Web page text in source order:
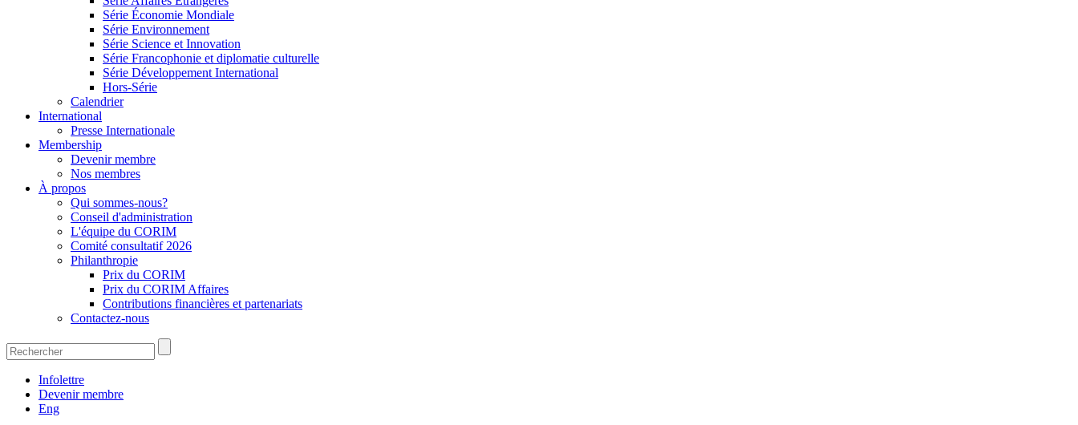
Série Économie Mondiale
Série Environnement
Série Science et Innovation
Série Francophonie et diplomatie culturelle
Série Développement International
Hors-Série
Calendrier
International
Presse Internationale
Membership
Devenir membre
Nos membres
À propos
Qui sommes-nous?
Conseil d'administration
L'équipe du CORIM
Comité consultatif 2026
Philanthropie
Prix du CORIM
Prix du CORIM Affaires
Contributions financières et partenariats
Contactez-nous
Infolettre
Devenir membre
Eng